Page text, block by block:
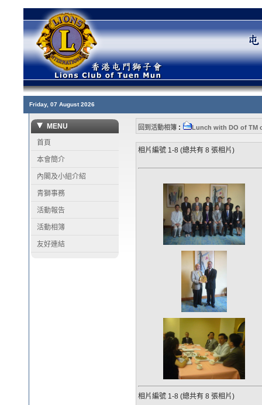
Friday, 07 August 2026
MENU
首頁
本會簡介
內閣及小組介紹
青獅事務
活動報告
活動相簿
友好連結
回到活動相簿 : Lunch with DO of TM
相片編號 1-8 (總共有 8 張相片)
相片編號 1-8 (總共有 8 張相片)